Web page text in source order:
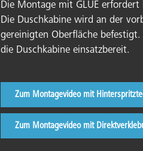
Die Montage mit GLUE
Die Duschkabine wird an der
gereinigten Oberfläche
die Duschkabine einsatzbereit.
Zum Montagevideo mit
Zum Montagevideo mit